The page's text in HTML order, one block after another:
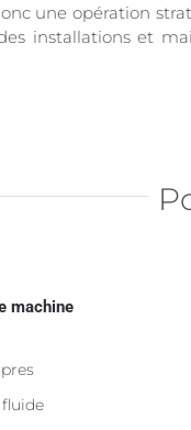
une opération
installations et
machine